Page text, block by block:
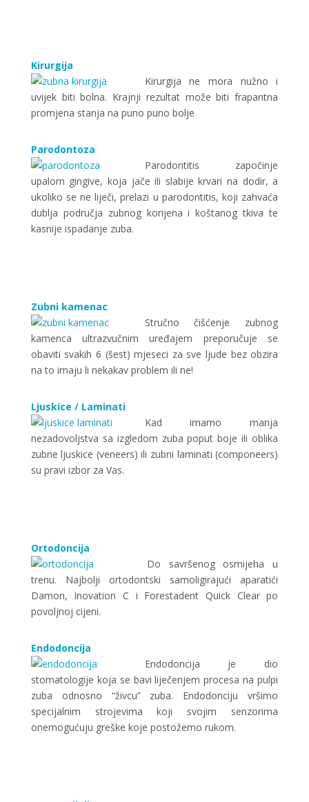
Kirurgija
Kirurgija ne mora nužno i
uvijek biti bolna. Krajnji rezultat može biti frapantna
promjena stanja na puno puno bolje
Parodontoza
Parodontitis započinje
upalom gingive, koja jače ili slabije krvari na dodir, a
ukoliko se ne liječi, prelazi u parodontitis, koji zahvaća
dublja područja zubnog korijena i koštanog tkiva te
kasnije ispadanje zuba.
Zubni kamenac
Stručno čišćenje zubnog
kamenca ultrazvučnim uređajem preporučuje se
obaviti svakih 6 (šest) mjeseci za sve ljude bez obzira
na to imaju li nekakav problem ili ne!
Ljuskice / Laminati
Kad imamo manja
nezadovoljstva sa izgledom zuba poput boje ili oblika
zubne ljuskice (veneers) ili zubni laminati (componeers)
su pravi izbor za Vas.
Ortodoncija
Do savršenog osmijeha u
trenu. Najbolji ortodontski samoligirajući aparatići
Damon, Inovation C i Forestadent Quick Clear po
povoljnoj cijeni.
Endodoncija
Endodoncija je dio
stomatologije koja se bavi liječenjem procesa na pulpi
zuba odnosno “živcu” zuba. Endodonciju vršimo
specijalnim strojevima koji svojim senzorima
onemogućuju greške koje postožemo rukom.